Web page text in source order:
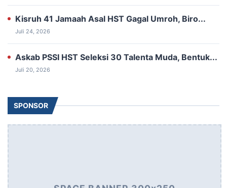
Kisruh 41 Jamaah Asal HST Gagal Umroh, Biro...
Juli 24, 2026
‎Askab PSSI HST Seleksi 30 ‎Talenta Muda, Bentuk...
Juli 20, 2026
SPONSOR